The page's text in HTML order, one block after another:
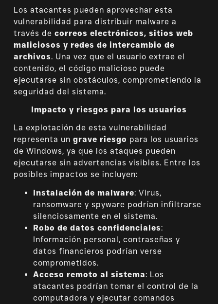
Los atacantes pueden aprovechar esta
vulnerabilidad para distribuir malware a
través decorreos electrónicos, sitios web
maliciosos y redes de intercambio de
archivos. Una vez que el usuario extrae el
contenido, el código malicioso puede
ejecutarse sin obstáculos, comprometiendo la
seguridad del sistema.
Impacto y riesgos para los usuarios
La explotación de esta vulnerabilidad
representa ungrave riesgo para los usuarios
de Windows, ya que los ataques pueden
ejecutarse sin advertencias visibles. Entre los
posibles impactos se incluyen:
Instalación de malware: Virus,
ransomware y spyware podrían infiltrarse
silenciosamente en el sistema.
Robo de datos confidenciales:
Información personal, contraseñas y
datos financieros podrían verse
comprometidos.
Acceso remoto al sistema: Los
atacantes podrían tomar el control de la
computadora y ejecutar comandos